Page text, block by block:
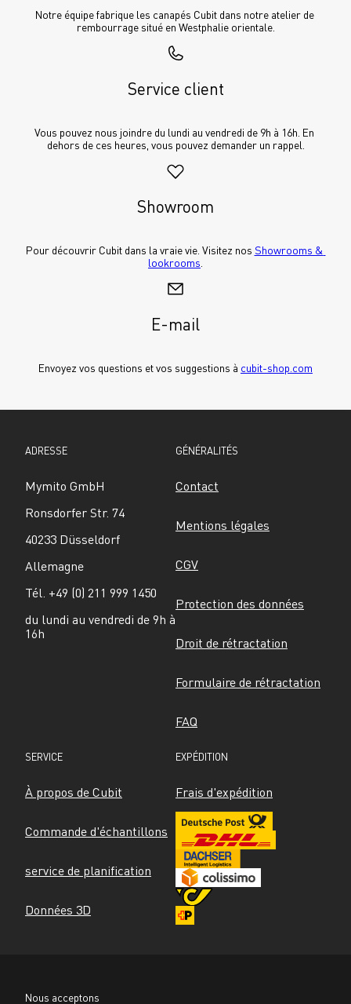
Notre équipe fabrique les canapés Cubit dans notre atelier de
rembourrage situé en Westphalie orientale.
Service client
Vous pouvez nous joindre du lundi au vendredi de 9h à 16h. En
dehors de ces heures, vous pouvez demander un rappel.
Showroom
Pour découvrir Cubit dans la vraie vie. Visitez nos Showrooms &
lookrooms
E-mail
Envoyez vos questions et vos suggestions à cubit-shop.com
ADRESSE
Mymito GmbH
Ronsdorfer Str. 74
40233 Düsseldorf
Allemagne
Tél. +49 (0) 211 999 1450
du lundi au vendredi de 9h à
16h
GÉNÉRALITÉS
Contact
Mentions légales
CGV
Protection des données
Droit de rétractation
Formulaire de rétractation
FAQ
SERVICE
À propos de Cubit
Commande d'échantillons
service de planification
Données 3D
EXPÉDITION
Frais d'expédition
Nous acceptons